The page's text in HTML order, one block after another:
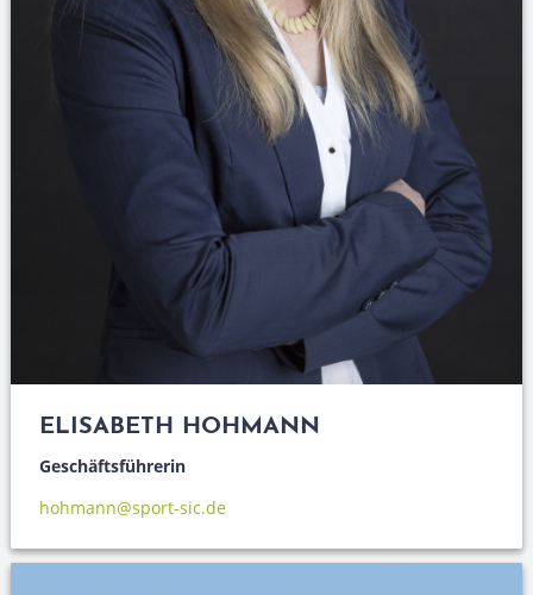
ELISABETH HOHMANN
Geschäftsführerin
hohmann@sport-sic.de